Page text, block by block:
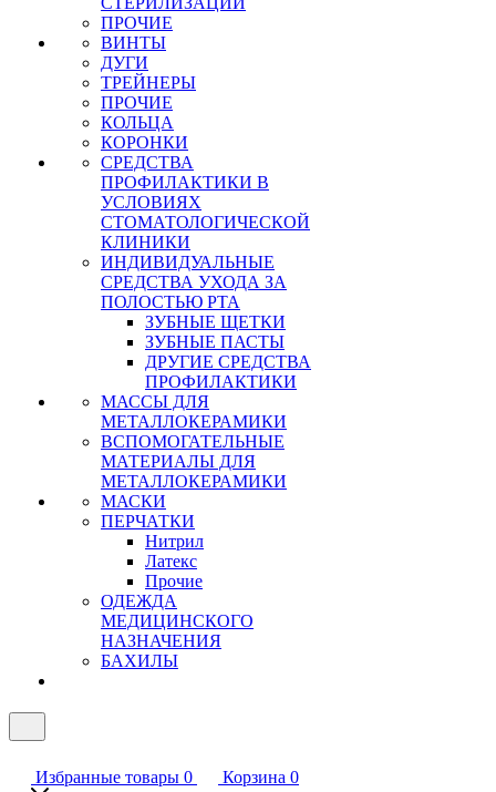
ПРОЧИЕ
ВИНТЫ
ДУГИ
ТРЕЙНЕРЫ
ПРОЧИЕ
КОЛЬЦА
КОРОНКИ
СРЕДСТВА
ПРОФИЛАКТИКИ В
УСЛОВИЯХ
СТОМАТОЛОГИЧЕСКОЙ
КЛИНИКИ
ИНДИВИДУАЛЬНЫЕ
СРЕДСТВА УХОДА ЗА
ПОЛОСТЬЮ РТА
ЗУБНЫЕ ЩЕТКИ
ЗУБНЫЕ ПАСТЫ
ДРУГИЕ СРЕДСТВА
ПРОФИЛАКТИКИ
МАССЫ ДЛЯ
МЕТАЛЛОКЕРАМИКИ
ВСПОМОГАТЕЛЬНЫЕ
МАТЕРИАЛЫ ДЛЯ
МЕТАЛЛОКЕРАМИКИ
МАСКИ
ПЕРЧАТКИ
Нитрил
Латекс
Прочие
ОДЕЖДА
МЕДИЦИНСКОГО
НАЗНАЧЕНИЯ
БАХИЛЫ
Избранные товары 0 Корзина 0